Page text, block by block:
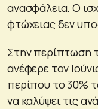
ανασφάλεια. Ο
φτώχειας δεν
Στην περίπτωση
ανέφερε τον
περίπου το 30%
να καλύψει τις